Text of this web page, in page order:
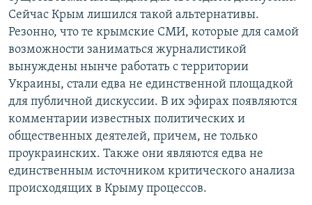
Сейчас Крым лишился такой альтернативы.
Резонно, что те крымские СМИ, которые для самой
возможности заниматься журналистикой
вынуждены нынче работать с территории
Украины, стали едва не единственной площадкой
для публичной дискуссии. В их эфирах появляются
комментарии известных политических и
общественных деятелей, причем, не только
проукраинских. Также они являются едва не
единственным источником критического анализа
происходящих в Крыму процессов.